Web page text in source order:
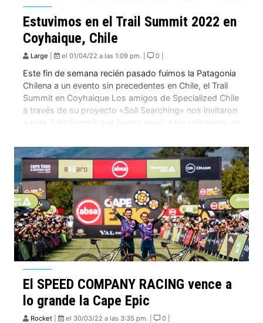
Estuvimos en el Trail Summit 2022 en
Coyhaique, Chile
Large el 01/04/22 a las 1:09 pm. | 0 |
Este fin de semana recién pasado fuimos la Patagonia
Chilena a un evento sin precedentes en Chile, el Trail
Summit en Coyhaique Los amigos de Specialized Chile
a través de su proyecto «Soil Searching» nos invitaron
a este Trail Summit que busca reunir a los referentes en
El SPEED COMPANY RACING vence a
lo grande la Cape Epic
Rocket el 30/03/22 a las 3:35 pm. | 0 |